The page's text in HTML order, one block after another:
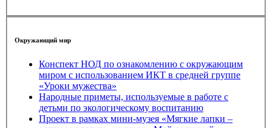
Окружающий мир
Конспект НОД по ознакомлению с окружающим
миром с использованием ИКТ в средней группе
«Уроки мужества»
Народные приметы, используемые в работе с
детьми по экологическому воспитанию
Проект в рамках мини-музея «Мягкие лапки –